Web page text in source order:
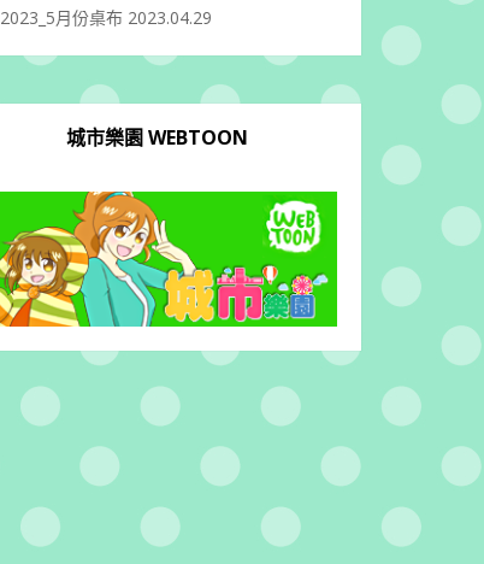
2023_5月份桌布 2023.04.29
城市樂園 WEBTOON